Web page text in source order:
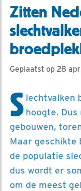
Zitten
Geplaatst op 28
S lechtvalken
hoogte. Dus
gebouwen,
Maar geschikte
de populatie
dus wordt er
om de meest